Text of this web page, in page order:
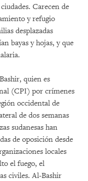
Carecen de
y refugio
desplazadas
bayas y hojas, y que
quien es
(CPI) por crímenes
occidental de
de dos semanas
sudanesas han
de oposición desde
locales
el fuego, el
civiles. Al-Bashir